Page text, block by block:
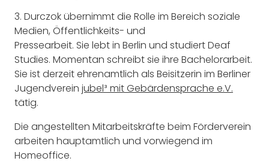
3. Durczok übernimmt die Rolle im Bereich soziale
Medien, Öffentlichkeits- und
Pressearbeit. Sie lebt in Berlin und studiert Deaf
Studies. Momentan schreibt sie ihre Bachelorarbeit.
Sie ist derzeit ehrenamtlich als Beisitzerin im Berliner
Jugendverein jubel³ mit Gebärdensprache e.V.
tätig.
Die angestellten Mitarbeitskräfte beim Förderverein
arbeiten hauptamtlich und vorwiegend im
Homeoffice.